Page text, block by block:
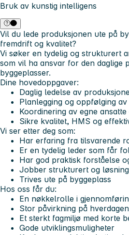
Bruk av kunstig intelligens
Vil du lede produksjonen ute på
fremdrift og kvalitet?
Vi søker en tydelig og strukturert
som vil ha ansvar for den daglige
byggeplasser.
Dine hovedoppgaver:
Daglig ledelse av
Planlegging og oppfølging
Koordinering av egne
Sikre kvalitet, HMS og
Vi ser etter deg som:
Har erfaring fra tilsvarende
Er en tydelig leder som får
Har god praktisk forståelse
Jobber strukturert og
Trives ute på byggeplass
Hos oss får du:
En nøkkelrolle i
Stor påvirkning på
Et sterkt fagmiljø med korte
Gode utviklingsmuligheter